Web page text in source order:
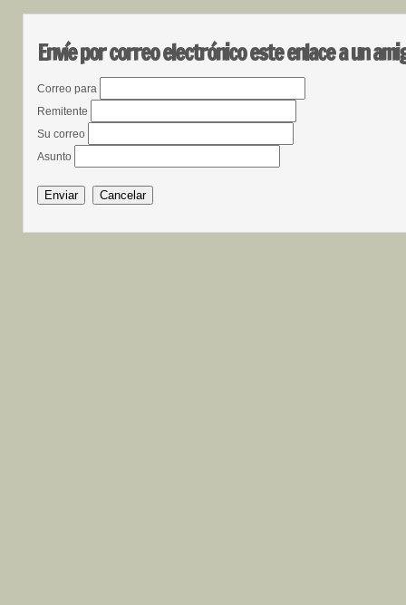
Envíe por correo electrónico este enlace a un
Correo para
Remitente
Su correo
Asunto
Enviar Cancelar